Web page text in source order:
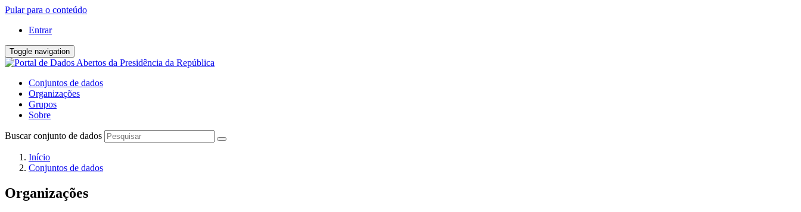
Pular para o conteúdo
Entrar
Toggle navigation
Conjuntos de dados
Organizações
Grupos
Sobre
Buscar conjunto de dados
Início
Conjuntos de dados
Organizações